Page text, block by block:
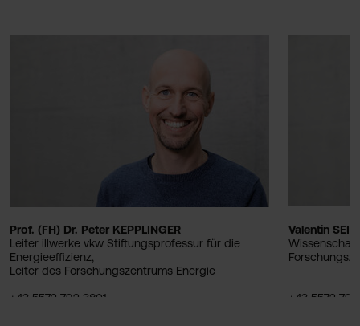
Prof. (FH) Dr. Peter KEPPLINGER
Leiter illwerke vkw Stiftungsprofessur für die
Energieeffizienz,
Leiter des Forschungszentrums Energie
+43 5572 792 3801
Valentin
+43 5572